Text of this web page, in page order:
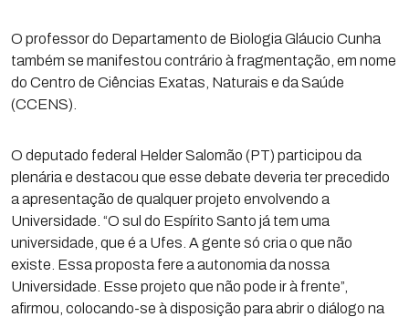
O professor do Departamento de Biologia Gláucio Cunha
também se manifestou contrário à fragmentação, em nome
do Centro de Ciências Exatas, Naturais e da Saúde
(CCENS).
O deputado federal Helder Salomão (PT) participou da
plenária e destacou que esse debate deveria ter precedido
a apresentação de qualquer projeto envolvendo a
Universidade. “O sul do Espírito Santo já tem uma
universidade, que é a Ufes. A gente só cria o que não
existe. Essa proposta fere a autonomia da nossa
Universidade. Esse projeto que não pode ir à frente”,
afirmou, colocando-se à disposição para abrir o diálogo na